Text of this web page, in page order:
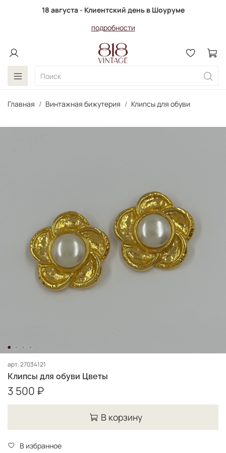
18 августа - Клиентский день в Шоуруме
подробности
Главная Винтажная бижутерия Клипсы для обуви
арт.27034121
Клипсы для обуви Цветы
3 500 ₽
В корзину
В избранное